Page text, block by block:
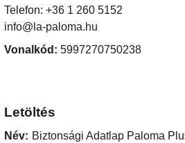
Telefon: +36 1 260 5152
info@la-paloma.hu
Vonalkód: 5997270750238
Letöltés
Név: Biztonsági Adatlap Paloma